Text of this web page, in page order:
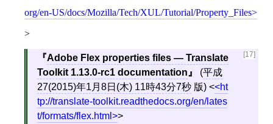
org/en-US/docs/Mozilla/Tech/XUL/Tutorial/Property_Files
>
[17]
Adobe Flex properties files — Translate
Toolkit 1.13.0-rc1 documentation
(平成
27(2015)年1月8日(木) 11時43分7秒版) < ht
tp://translate-toolkit.readthedocs.org/en/lates
t/formats/flex.html
>